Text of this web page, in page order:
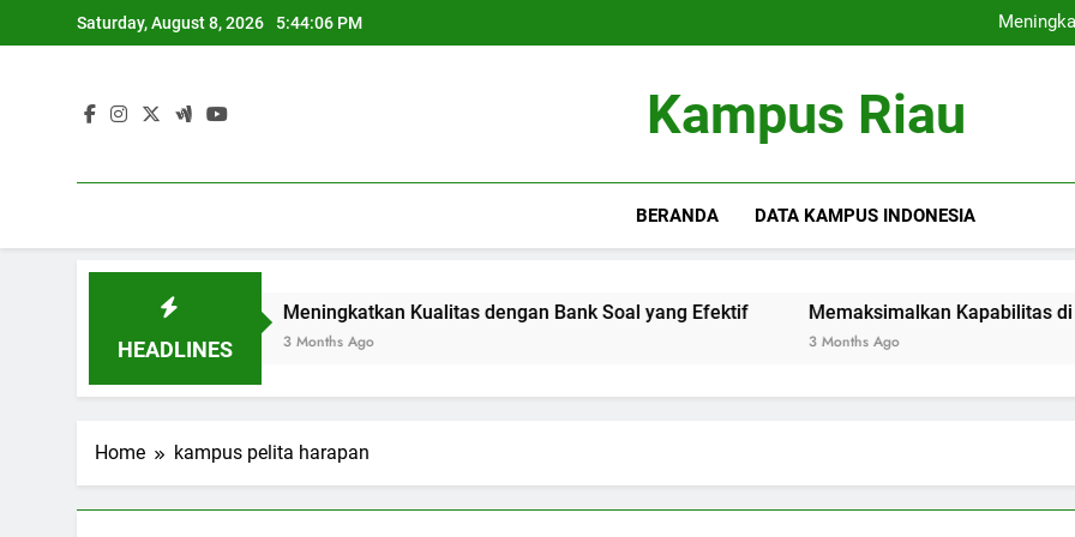
to
Saturday, August 8, 2026 5:44:06 PM
Memaksimalkan
Memaksimalkan
Kampus Riau
BERANDA DATA KAMPUS INDONESIA
HEADLINES
Meningkatkan Kualitas dengan Bank Soal yang Efektif
3 Months Ago
Memaksimalkan Kapabilitas di Ruang
3 Months Ago
Home kampus pelita harapan